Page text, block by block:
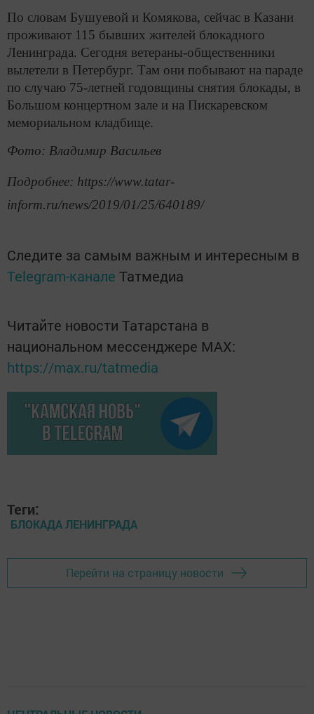
По словам Бушуевой и Комякова, сейчас в Казани
проживают 115 бывших жителей блокадного
Ленинграда. Сегодня ветераны-общественники
вылетели в Петербург. Там они побывают на параде
по случаю 75-летней годовщины снятия блокады, в
Большом концертном зале и на Пискаревском
мемориальном кладбище.
Фото: Владимир Васильев
Подробнее: https://www.tatar-
inform.ru/news/2019/01/25/640189/
Следите за самым важным и интересным в
Telegram-канале Татмедиа
Читайте новости Татарстана в
национальном мессенджере MАХ:
https://max.ru/tatmedia
Теги:
БЛОКАДА ЛЕНИНГРАДА
Перейти на страницу новости